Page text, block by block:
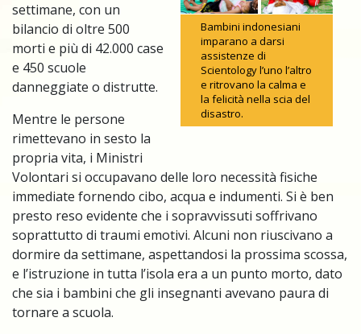
Bambini indonesiani
imparano a darsi
assistenze di
Scientology l’uno l’altro
e ritrovano la calma e
la felicità nella scia del
disastro.
settimane, con un
bilancio di oltre 500
morti e più di 42.000 case
e 450 scuole
danneggiate o distrutte.
Mentre le persone
rimettevano in sesto la
propria vita, i Ministri
Volontari si occupavano delle loro necessità fisiche
immediate fornendo cibo, acqua e indumenti. Si è ben
presto reso evidente che i sopravvissuti soffrivano
soprattutto di traumi emotivi. Alcuni non riuscivano a
dormire da settimane, aspettandosi la prossima scossa,
e l’istruzione in tutta l’isola era a un punto morto, dato
che sia i bambini che gli insegnanti avevano paura di
tornare a scuola.